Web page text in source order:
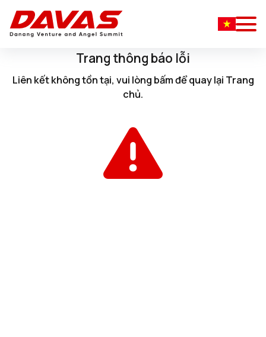
Trang thông báo lỗi
Liên kết không tồn tại, vui lòng bấmđể quay lại Trang
chủ.